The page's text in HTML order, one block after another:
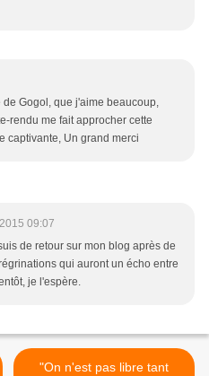
Gogol, que j'aime beaucoup,
rendu me fait approcher cette
captivante, Un grand merci
09:07
de retour sur mon blog après de
qui auront un écho entre
je l'espère.
"On n'est pas libre tant